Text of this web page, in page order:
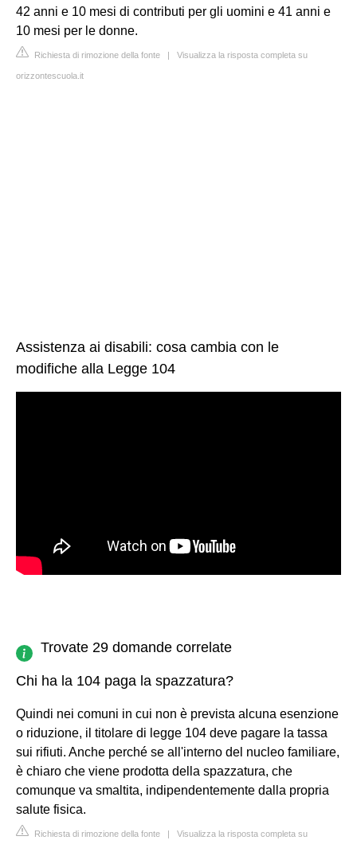
42 anni e 10 mesi di contributi per gli uomini e 41 anni e
10 mesi per le donne.
Richiesta di rimozione della fonte | Visualizza la risposta completa su
orizzontescuola.it
Assistenza ai disabili: cosa cambia con le
modifiche alla Legge 104
Trovate 29 domande correlate
Chi ha la 104 paga la spazzatura?
Quindi nei comuni in cui non è prevista alcuna esenzione
o riduzione, il titolare di legge 104 deve pagare la tassa
sui rifiuti. Anche perché se all'interno del nucleo familiare,
è chiaro che viene prodotta della spazzatura, che
comunque va smaltita, indipendentemente dalla propria
salute fisica.
Richiesta di rimozione della fonte | Visualizza la risposta completa su